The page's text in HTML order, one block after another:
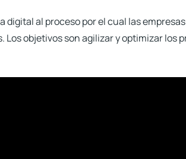
digital al proceso por el cual las
. Los objetivos son agilizar y optimizar los